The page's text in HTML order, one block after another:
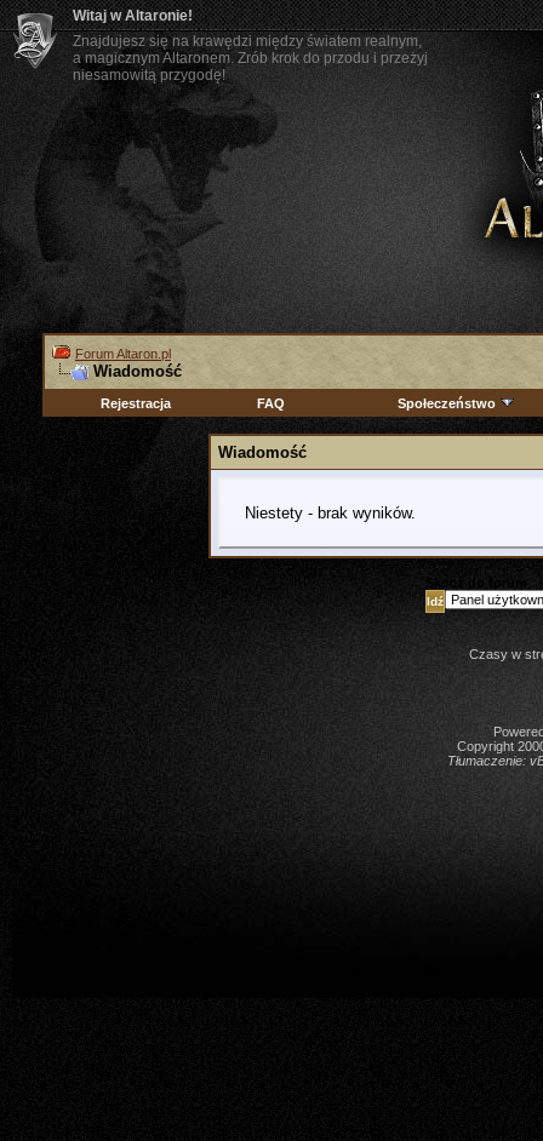
Witaj w Altaronie!
Znajdujesz się na krawędzi między światem realnym,
a magicznym Altaronem. Zrób krok do przodu i przeżyj
niesamowitą przygodę!
Forum Altaron.pl
Wiadomość
Rejestracja FAQ Społeczeństwo
Wiadomość
Niestety - brak wyników.
Skocz do forum
Czasy w
Copyright
Tłumaczenie: